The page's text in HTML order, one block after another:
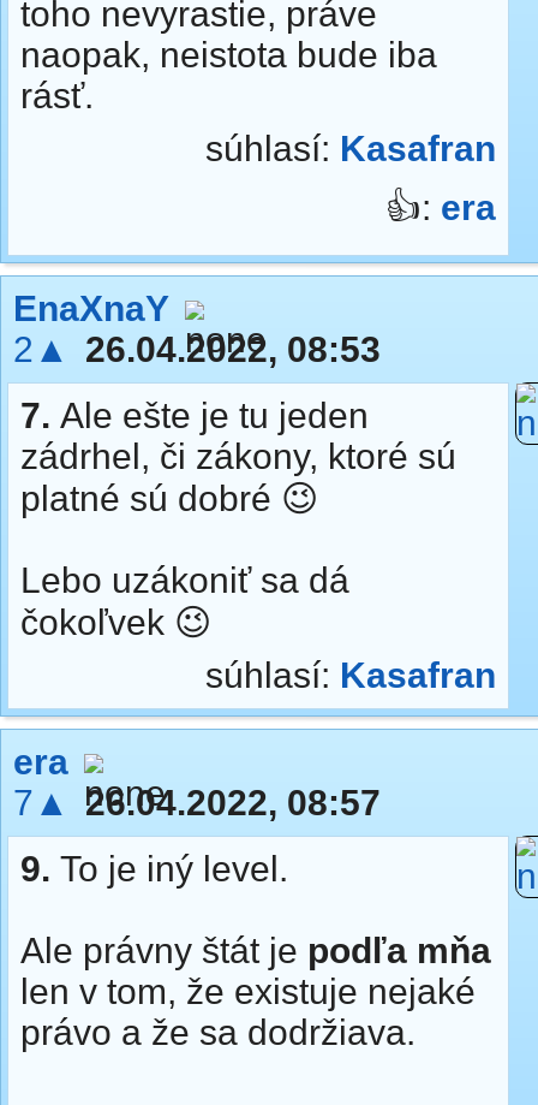
toho nevyrastie, práve
naopak, neistota bude iba
rásť.
súhlasí: Kasafran
👍: era
EnaXnaY
2▲
26.04.2022, 08:53
7. Ale ešte je tu jeden
zádrhel, či zákony, ktoré sú
platné sú dobré 😉
Lebo uzákoniť sa dá
čokoľvek 😉
súhlasí: Kasafran
era
7▲
26.04.2022, 08:57
9. To je iný level.
Ale právny štát je podľa mňa
len v tom, že existuje nejaké
právo a že sa dodržiava.